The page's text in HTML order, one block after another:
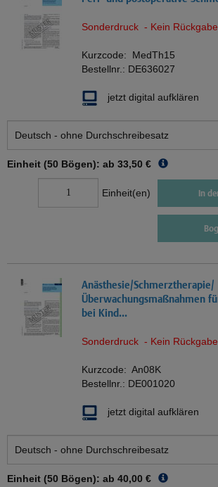
Sonderdruck - Kein
Kurzcode: MedTh15
Bestellnr.: DE636027
jetzt digital aufklären
Einheit (50 Bögen): ab 33,50 €
Einheit(en) In
Anästhesie/Schmerztherapie/
Überwachungsmaßnahmen
bei Kind...
Sonderdruck - Kein
Kurzcode: An08K
Bestellnr.: DE001020
jetzt digital aufklären
Einheit (50 Bögen): ab 40,00 €